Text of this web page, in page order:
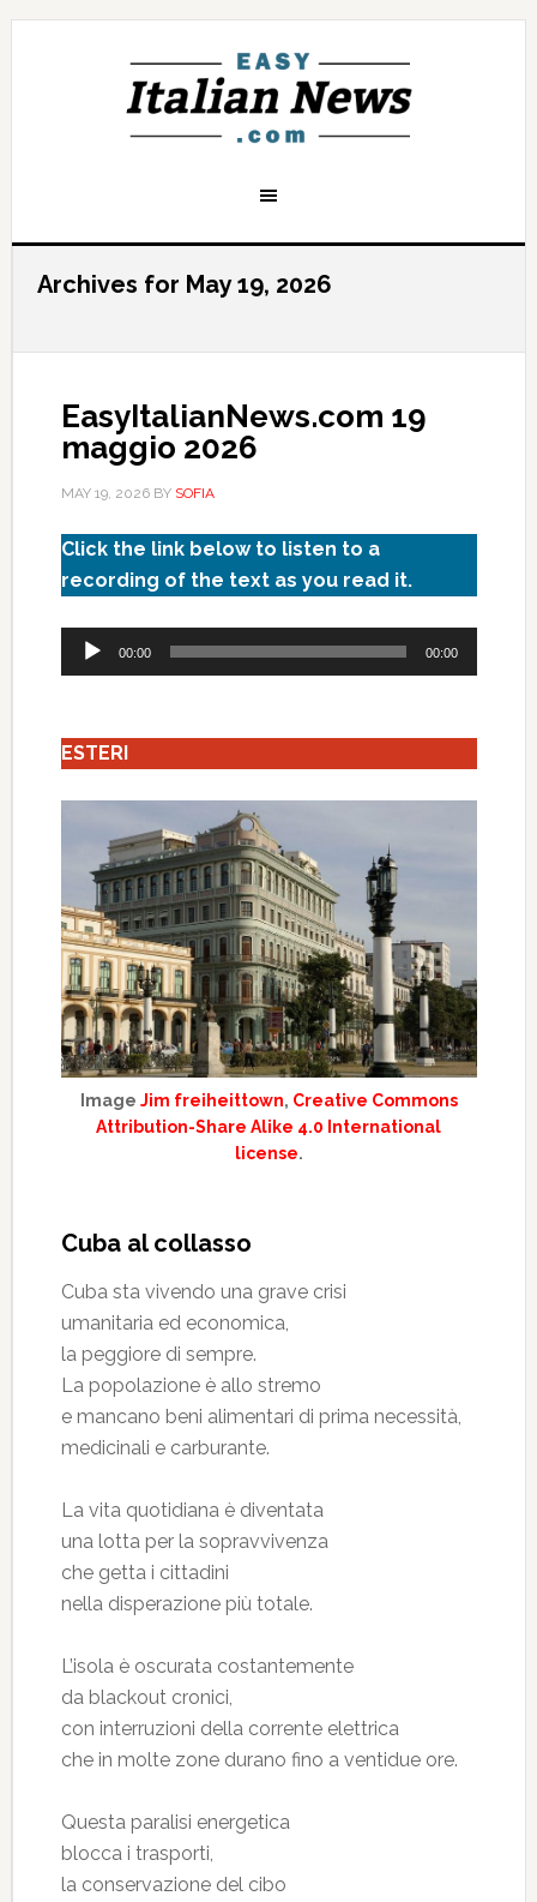
Archives for May 19, 2026
EasyItalianNews.com 19
maggio 2026
MAY 19, 2026BY SOFIA
Click the link below to listen to a
recording of the text as you read it.
Audio
Player
00:00 00:00
ESTERI
Image Jim freiheittown, Creative Commons
Attribution-Share Alike 4.0 International
license.
Cuba al collasso
Cuba sta vivendo una grave crisi
umanitaria ed economica,
la peggiore di sempre.
La popolazione è allo stremo
e mancano beni alimentari di prima necessità,
medicinali e carburante.
La vita quotidiana è diventata
una lotta per la sopravvivenza
che getta i cittadini
nella disperazione più totale.
L’isola è oscurata costantemente
da blackout cronici,
con interruzioni della corrente elettrica
che in molte zone durano fino a ventidue ore.
Questa paralisi energetica
blocca i trasporti,
la conservazione del cibo